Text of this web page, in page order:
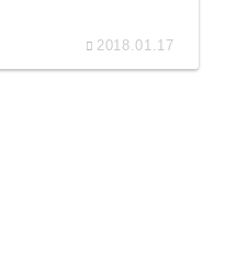
2018.01.17